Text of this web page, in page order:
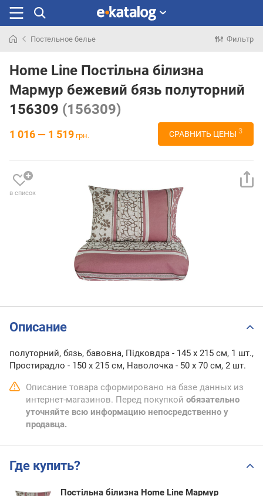
раньше
Постельное белье Фильтр
Home Line Постільна білизна
Мармур бежевий бязь полуторний
156309 (156309)
1 016 — 1 519 грн. СРАВНИТЬ ЦЕНЫ 3
в список
Описание
полуторний, бязь, бавовна, Підковдра - 145 x 215 см, 1 шт.,
Простирадло - 150 x 215 см, Наволочка - 50 х 70 см, 2 шт.
Описание товара сформировано на базе данных из
интернет-магазинов. Перед покупкой обязательно
уточняйте всю информацию непосредственно у
продавца.
Где купить?
Постільна білизна Home Line Мармур